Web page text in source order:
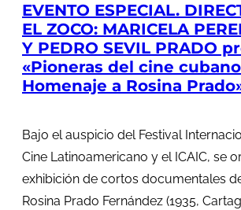
EVENTO ESPECIAL.
EL ZOCO: MARICELA
Y PEDRO SEVIL PRADO
«Pioneras del cine
Homenaje a Rosina
Bajo el auspicio del Festival
Cine Latinoamericano y el ICAIC, se
exhibición de cortos documentales
Rosina Prado Fernández (1935,